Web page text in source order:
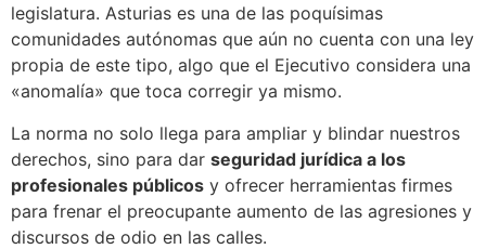
legislatura. Asturias es una de las poquísimas
comunidades autónomas que aún no cuenta con una ley
propia de este tipo, algo que el Ejecutivo considera una
«anomalía» que toca corregir ya mismo.
La norma no solo llega para ampliar y blindar nuestros
derechos, sino para dar seguridad jurídica a los
profesionales públicos y ofrecer herramientas firmes
para frenar el preocupante aumento de las agresiones y
discursos de odio en las calles.